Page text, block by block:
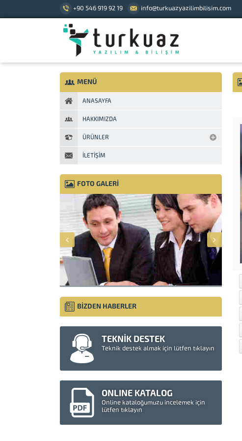
+90 546 919 92 19 info@turkuazyazilimbilisim.com
MENÜ
ANASAYFA
HAKKIMIZDA
ÜRÜNLER
İLETIŞIM
FOTO GALERİ
BİZDEN HABERLER
TEKNİK DESTEK
Teknik destek almak için lütfen tıklayın
ONLINE KATALOG
Online kataloğumuzu incelemek için
lütfen tıklayın
Müşteri Temsilcisi